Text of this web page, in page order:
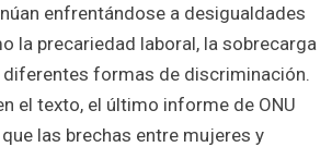
enfrentándose a desigualdades
la precariedad laboral, la sobrecarga
formas de discriminación.
el texto, el último informe de ONU
las brechas entre mujeres y